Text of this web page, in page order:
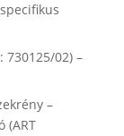
730125/02) –
–
(ART